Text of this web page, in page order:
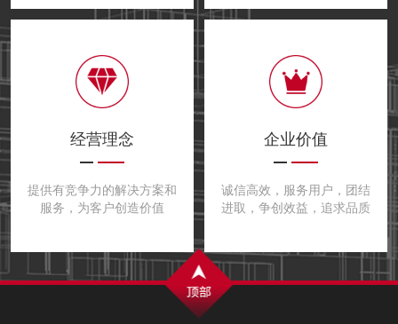
经营理念
提供有竞争力的解决方案和
服务，为客户创造价值
企业价值
诚信高效，服务用户，团结
进取，争创效益，追求品质